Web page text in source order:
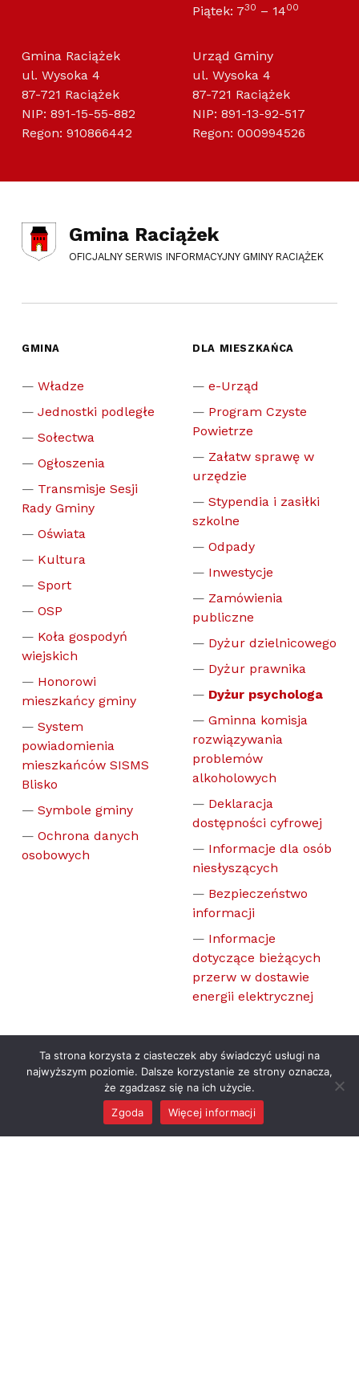
MENU
Piątek: 730 – 1400
Gmina Raciążek
ul. Wysoka 4
87-721 Raciążek
NIP: 891-15-55-882
Regon: 910866442
Urząd Gminy
ul. Wysoka 4
87-721 Raciążek
NIP: 891-13-92-517
Regon: 000994526
Gmina Raciążek
OFICJALNY SERWIS INFORMACYJNY GMINY RACIĄŻEK
GMINA
Władze
Jednostki podległe
Sołectwa
Ogłoszenia
Transmisje Sesji
Rady Gminy
Oświata
Kultura
Sport
OSP
Koła gospodyń
wiejskich
Honorowi
mieszkańcy gminy
System
powiadomienia
mieszkańców SISMS
Blisko
Symbole gminy
Ochrona danych
osobowych
DLA MIESZKAŃCA
e-Urząd
Program Czyste
Powietrze
Załatw sprawę w
urzędzie
Stypendia i zasiłki
szkolne
Odpady
Inwestycje
Zamówienia
publiczne
Dyżur dzielnicowego
Dyżur prawnika
Dyżur psychologa
Gminna komisja
rozwiązywania
problemów
alkoholowych
Deklaracja
dostępności cyfrowej
Informacje dla osób
niesłyszących
Bezpieczeństwo
informacji
Informacje
dotyczące bieżących
przerw w dostawie
energii elektrycznej
Baza noclegowa
Historia Gminy
Zamówienia
publiczne
Inwestycje
Ta strona korzysta z ciasteczek aby świadczyć usługi na
najwyższym poziomie. Dalsze korzystanie ze strony oznacza,
że zgadzasz się na ich użycie.
Zgoda
Więcej informacji